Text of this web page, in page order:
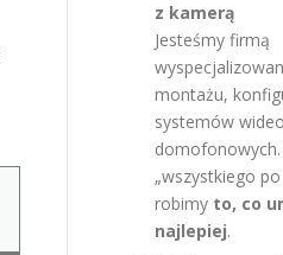
z kamerą
Jesteśmy firmą
montażu,
systemów
„wszystkiego
robimy to, co
najlepiej.